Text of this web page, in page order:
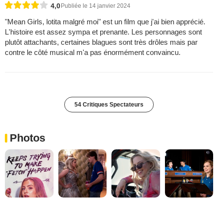
4,0 Publiée le 14 janvier 2024
"Mean Girls, lotita malgré moi" est un film que j'ai bien apprécié.
L'histoire est assez sympa et prenante. Les personnages sont
plutôt attachants, certaines blagues sont très drôles mais par
contre le côté musical m'a pas énormément convaincu.
54 Critiques Spectateurs
Photos